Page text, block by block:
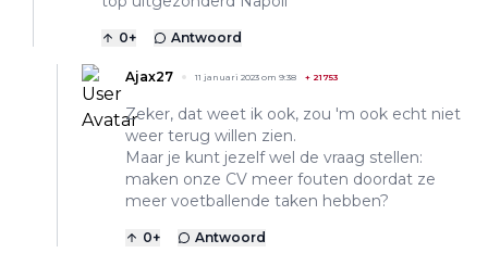
0+ Antwoord
Ajax27 11 januari 2023 om 9:38 + 21753
Zeker, dat weet ik ook, zou 'm ook echt niet
weer terug willen zien.
Maar je kunt jezelf wel de vraag stellen:
maken onze CV meer fouten doordat ze
meer voetballende taken hebben?
0+ Antwoord